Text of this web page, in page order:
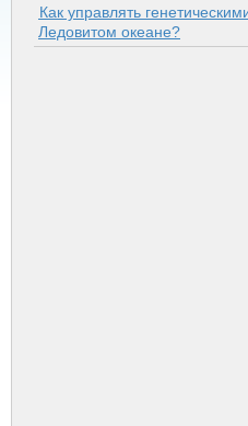
Как управлять
Ледовитом океане?